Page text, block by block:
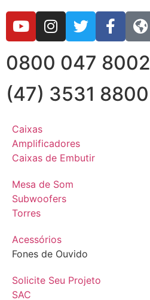
0800 047 8002
(47) 3531 8800
Caixas
Amplificadores
Caixas de Embutir
Mesa de Som
Subwoofers
Torres
Acessórios
Fones de Ouvido
Solicite Seu Projeto
SAC